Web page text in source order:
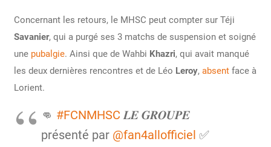
Concernant les retours, le MHSC peut compter sur Téji
Savanier, qui a purgé ses 3 matchs de suspension et soigné
une pubalgie. Ainsi que de Wahbi Khazri, qui avait manqué
les deux dernières rencontres et de Léo Leroy, absentface à
Lorient.
👊 #FCNMHSC 𝑳𝑬 𝑮𝑹𝑶𝑼𝑷𝑬
présenté par @fan4allofficiel ✅